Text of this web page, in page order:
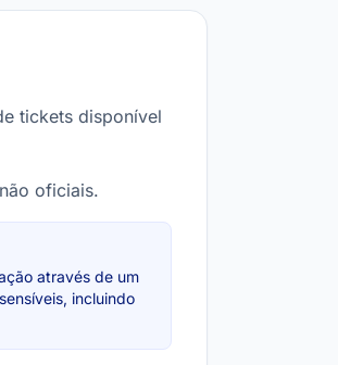
tickets disponível
oficiais.
através de um
incluindo